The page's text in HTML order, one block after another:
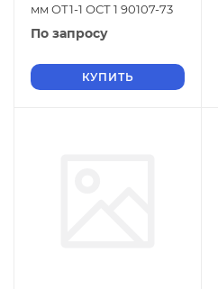
мм ОТ1-1 ОСТ 1 90107-73
По запросу
КУПИТЬ